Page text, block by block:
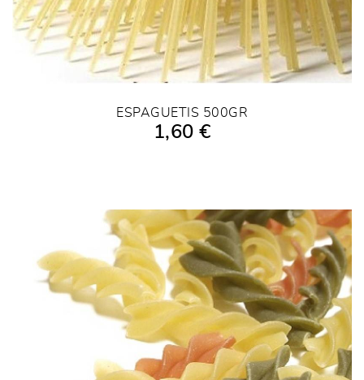
AÑADIR A LA COMPRA
ESPAGUETIS 500GR
1,60 €